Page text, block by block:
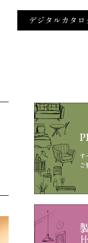
デジタルカタロ